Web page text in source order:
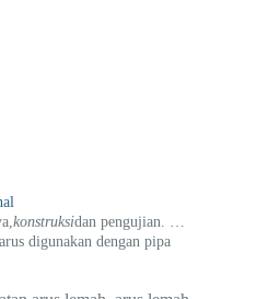
konstruksidan pengujian. …
digunakan dengan pipa